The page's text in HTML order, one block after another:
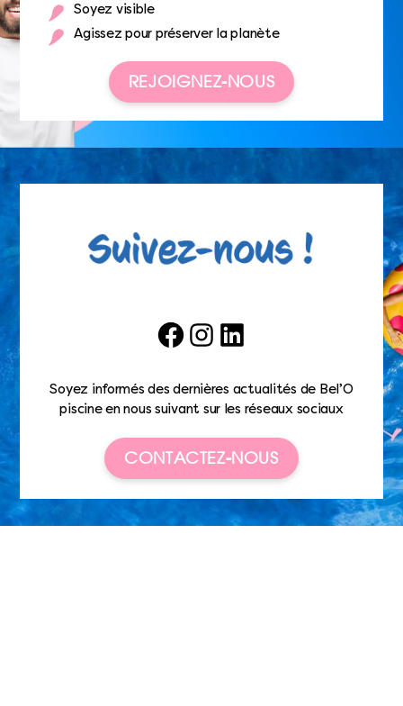
Soyez visible
Agissez pour préserver la planète
REJOIGNEZ-NOUS
FacebookInstagramLinkedIn
Soyez informés des dernières actualités de Bel’O
piscine en nous suivant sur les réseaux sociaux
CONTACTEZ-NOUS